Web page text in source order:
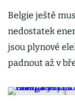
Belgie ještě
nedostatek
jsou plynové
padnout až v